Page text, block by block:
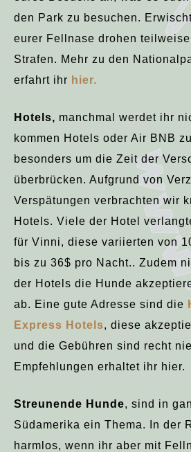
den Park zu besuchen.
eurer Fellnase drohen
Strafen. Mehr zu den
erfahrt ihr hier.
Hotels, manchmal werdet ihr
kommen Hotels oder Air BNB
besonders um die Zeit der
überbrücken. Aufgrund von
Verspätungen verbrachten wir
Hotels. Viele der Hotel
für Vinni, diese variierten von
bis zu 36$ pro Nacht.. Zudem
der Hotels die Hunde
ab. Eine gute Adresse sind die
Express Hotels, diese
und die Gebühren sind recht
Empfehlungen erhaltet ihr hier.
Streunende Hunde, sind in
Südamerika ein Thema. In der
harmlos, wenn ihr aber mit